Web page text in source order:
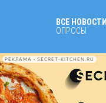
ВСЕ НОВОСТИ
ОПРОСЫ
РЕКЛАМА • SECRET-KITCHEN.RU